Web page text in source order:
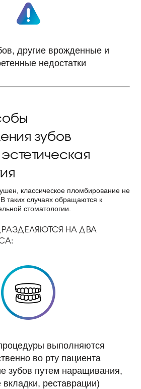
другие врожденные и
недостатки
зубов
классическое пломбирование не
таких случаях обращаются к
стоматологии.
НА ДВА
выполняются
во рту пациента
зубов путем наращивания,
вкладки, реставрации)